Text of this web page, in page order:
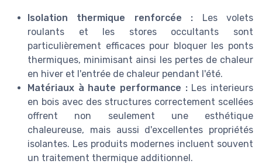
Isolation thermique renforcée : Les volets
roulants et les stores occultants sont
particulièrement efficaces pour bloquer les ponts
thermiques, minimisant ainsi les pertes de chaleur
en hiver et l'entrée de chaleur pendant l'été.
Matériaux à haute performance :Les interieurs
en bois avec des structures correctement scellées
offrent non seulement une esthétique
chaleureuse, mais aussi d'excellentes propriétés
isolantes. Les produits modernes incluent souvent
un traitement thermique additionnel.